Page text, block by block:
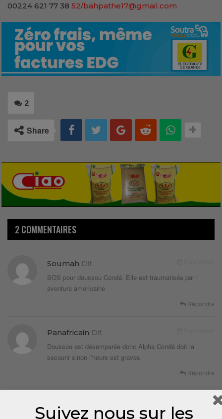
00224 621 77 38 52/bahpathe17@gmail.com
2
Share
2 COMMENTAIRES
Soumah Dit
SOS pour doussou Condé. Elle est traumatisée par l
aventure américaine
Répondre
Panafricain Dit
Doussou est désemparée donc Alpha Condé doit la
secourir sinon l’heure est graves
Répondre
LAISSER UN COMMENTAIRE
Suivez nous sur les